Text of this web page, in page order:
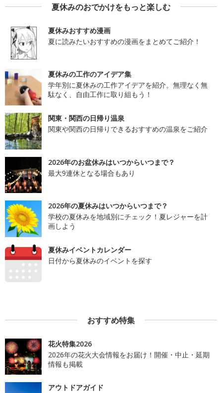
夏休みのおでかけをもっと楽しむ
夏休みおすすめ漫画
夏に読みたいおすすめの漫画をまとめてご紹介！
夏休みの工作のアイデア集
学年別に夏休みの工作アイデアを紹介。無理なく無
駄なく、自由工作に取り組もう！
関東・関西の日帰り温泉
関東や関西の日帰りできるおすすめの温泉をご紹介
2026年のお盆休みはいつからいつまで？
最大9連休となる場合もあり
2026年の夏休みはいつからいつまで？
学校の夏休みを地域別にチェック！夏レジャーを計
画しよう
夏休みイベントカレンダー
日付から夏休みのイベントを探す
おすすめ特集
花火特集2026
2026年の花火大会情報をお届け！開催・中止・延期
情報も掲載
アウトドアガイド